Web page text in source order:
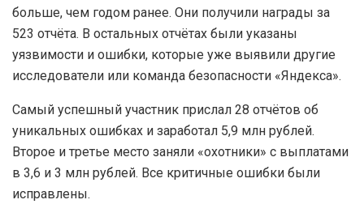
больше, чем годом ранее. Они получили награды за
523 отчёта. В остальных отчётах были указаны
уязвимости и ошибки, которые уже выявили другие
исследователи или команда безопасности «Яндекса».
Самый успешный участник прислал 28 отчётов об
уникальных ошибках и заработал 5,9 млн рублей.
Второе и третье место заняли «охотники» с выплатами
в 3,6 и 3 млн рублей. Все критичные ошибки были
исправлены.